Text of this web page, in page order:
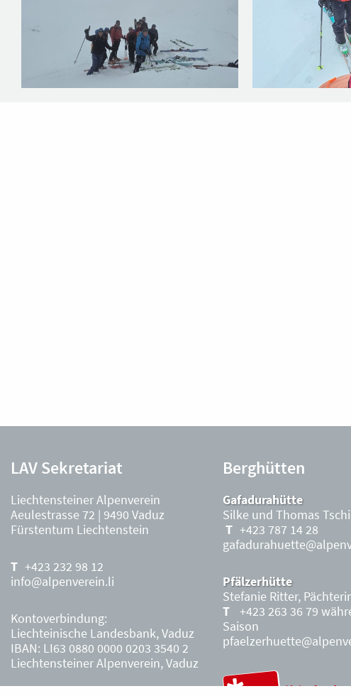
LAV Sekretariat
Liechtensteiner Alpenverein
Aeulestrasse 72 | 9490 Vaduz
Fürstentum Liechtenstein
+423 232 98 12
info@alpenverein.li
Kontoverbindung:
Liechteinische Landesbank, Vaduz
IBAN: LI63 0880 0000 0203 3540 2
Liechtensteiner Alpenverein, Vaduz
Berghütten
Gafadurahütte
Silke und Thomas
+423 787 14 28
Pfälzerhütte
Stefanie Ritter,
+423 263 36 79
Saison